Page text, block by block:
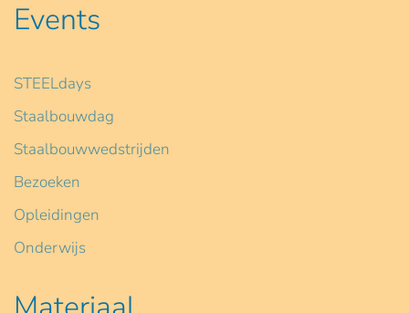
Events
STEELdays
Staalbouwdag
Staalbouwwedstrijden
Bezoeken
Opleidingen
Onderwijs